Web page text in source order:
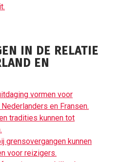
IN DE RELATIE
EN
vormen voor
en Fransen.
tradities kunnen tot
grensovergangen kunnen
voor reizigers.